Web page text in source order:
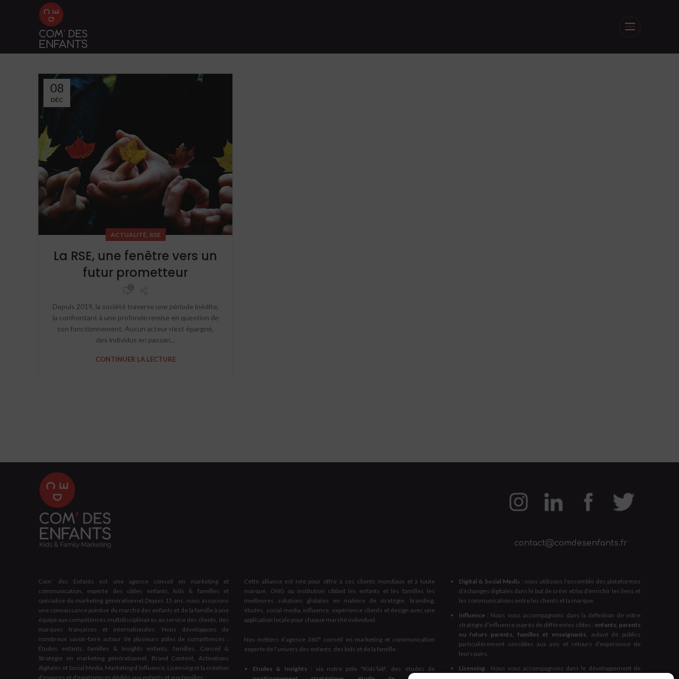
08
DÉC
ACTUALITÉ, RSE
La RSE, une fenêtre vers un
futur prometteur
Depuis 2019, la société traverse une période inédite,
la confrontant à une profonde remise en question de
son fonctionnement. Aucun acteur n’est épargné,
des individus en passan...
CONTINUER LA LECTURE
contact@comdesenfants.fr
Com’ des Enfants est une agence conseil en marketing et
communication, experte des cibles enfants, kids & familles et
spécialise du marketing générationnel.Depuis 15 ans, nous associons
une connaissance pointue du marché des enfants et de la famille à une
équipe aux compétences multidisciplinaires au service des clients, des
marques françaises et internationales. Nous développons de
nombreux savoir-faire autour de plusieurs pôles de compétences :
Études enfants, familles & Insights enfants, familles, Conseil &
Stratégie en marketing générationnel, Brand Content, Activations
digitales et Social Media, Marketing d’influence, Licensing et la création
d’espaces et d’expériences dédiés aux enfants et aux familles.
Cette alliance est née pour offrir à ces clients mondiaux et à toute
marque, ONG ou institution ciblant les enfants et les familles les
meilleures solutions globales en matière de stratégie, branding,
études, social media, influence, expérience clients et design avec une
application locale pour chaque marché individuel.
Nos métiers d’agence 360° conseil en marketing et communication
experte de l’univers des enfants, des kids et de la famille :
Etudes & Insights : via notre pôle "Kids'lab", des études de
Digital & Social Media : nous utilisons l’ensemble des plateformes
d’échanges digitales dans le but de créer et/ou d’enrichir les liens et
les communications entre les clients et la marque.
Influence : Nous vous accompagnons dans la définition de votre
stratégie d’influence auprès de différentes cibles : enfants, parents
ou futurs parents, familles et enseignants, autant de publics
particulièrement sensibles aux avis et retours d’expérience de
leurs pairs.
Licensing: Nous vous accompagnons dans le développement de